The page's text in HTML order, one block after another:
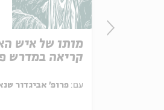
מותו של איש
קריאה במדרש
עם: